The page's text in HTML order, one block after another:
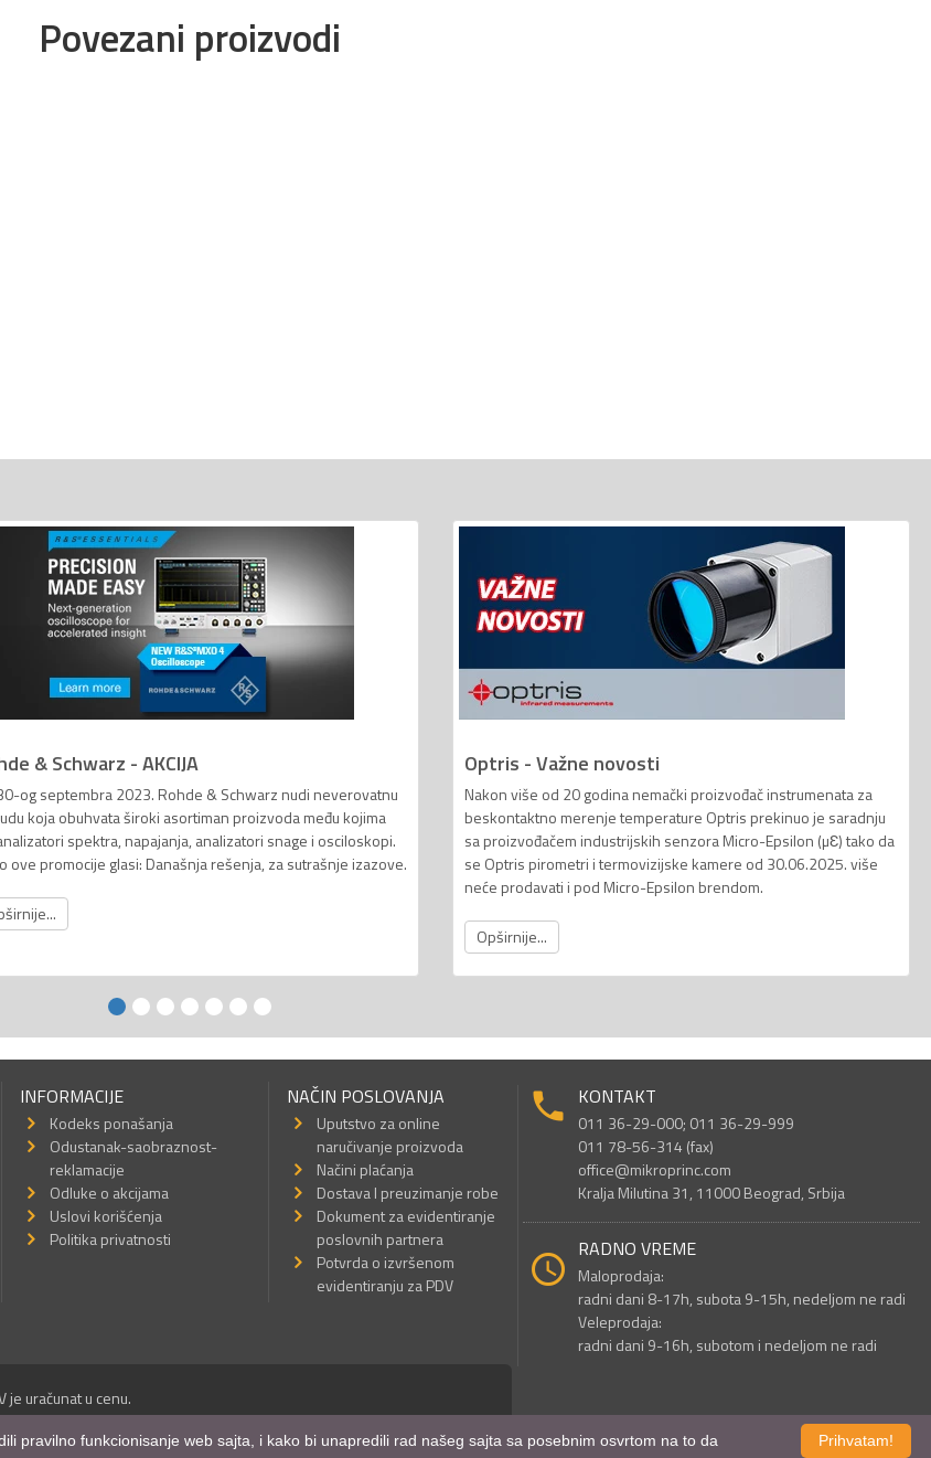
Povezani proizvodi
& Schwarz - AKCIJA
og septembra 2023. Rohde & Schwarz nudi neverovatnu
koja obuhvata široki asortiman proizvoda među kojima
spektra, napajanja, analizatori snage i osciloskopi.
ove promocije glasi: Današnja rešenja, za sutrašnje izazove.
Optris - Važne novosti
Nakon više od 20 godina nemački proizvođač instrumenata za
beskontaktno merenje temperature Optris prekinuo je saradnju
sa proizvođačem industrijskih senzora Micro-Epsilon (µƐ) tako da
se Optris pirometri i termovizijske kamere od 30.06.2025. više
neće prodavati i pod Micro-Epsilon brendom.
Opširnije...
INFORMACIJE
Kodeks ponašanja
Odustanak-saobraznost-
reklamacije
Odluke o akcijama
Uslovi korišćenja
Politika privatnosti
NAČIN POSLOVANJA
Uputstvo za online
naručivanje proizvoda
Načini plaćanja
Dostava I preuzimanje robe
Dokument za evidentiranje
poslovnih partnera
Potvrda o izvršenom
evidentiranju za PDV
KONTAKT
011 36-29-000; 011 36-29-999
011 78-56-314 (fax)
office@mikroprinc.com
Kralja Milutina 31, 11000 Beograd, Srbija
RADNO VREME
Maloprodaja:
radni dani 8-17h, subota 9-15h, nedeljom ne radi
Veleprodaja:
radni dani 9-16h, subotom i nedeljom ne radi
je uračunat u cenu.
su zadržana.
prodavnice,Izrada sajtaimobilnih aplikacijai SEO optimizacija Prihvatam!
pravilno funkcionisanje web sajta, i kako bi unapredili rad našeg sajta sa posebnim osvrtom na to da